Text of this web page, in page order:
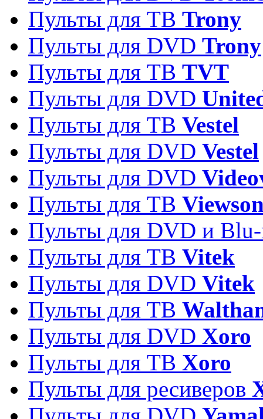
Пульты для ТВ Trony
Пульты для DVD Trony
Пульты для ТВ TVT
Пульты для DVD
Пульты для ТВ Vestel
Пульты для DVD Vestel
Пульты для DVD
Пульты для ТВ
Пульты для DVD и
Пульты для ТВ Vitek
Пульты для DVD Vitek
Пульты для ТВ
Пульты для DVD Xoro
Пульты для ТВ Xoro
Пульты для ресиверов